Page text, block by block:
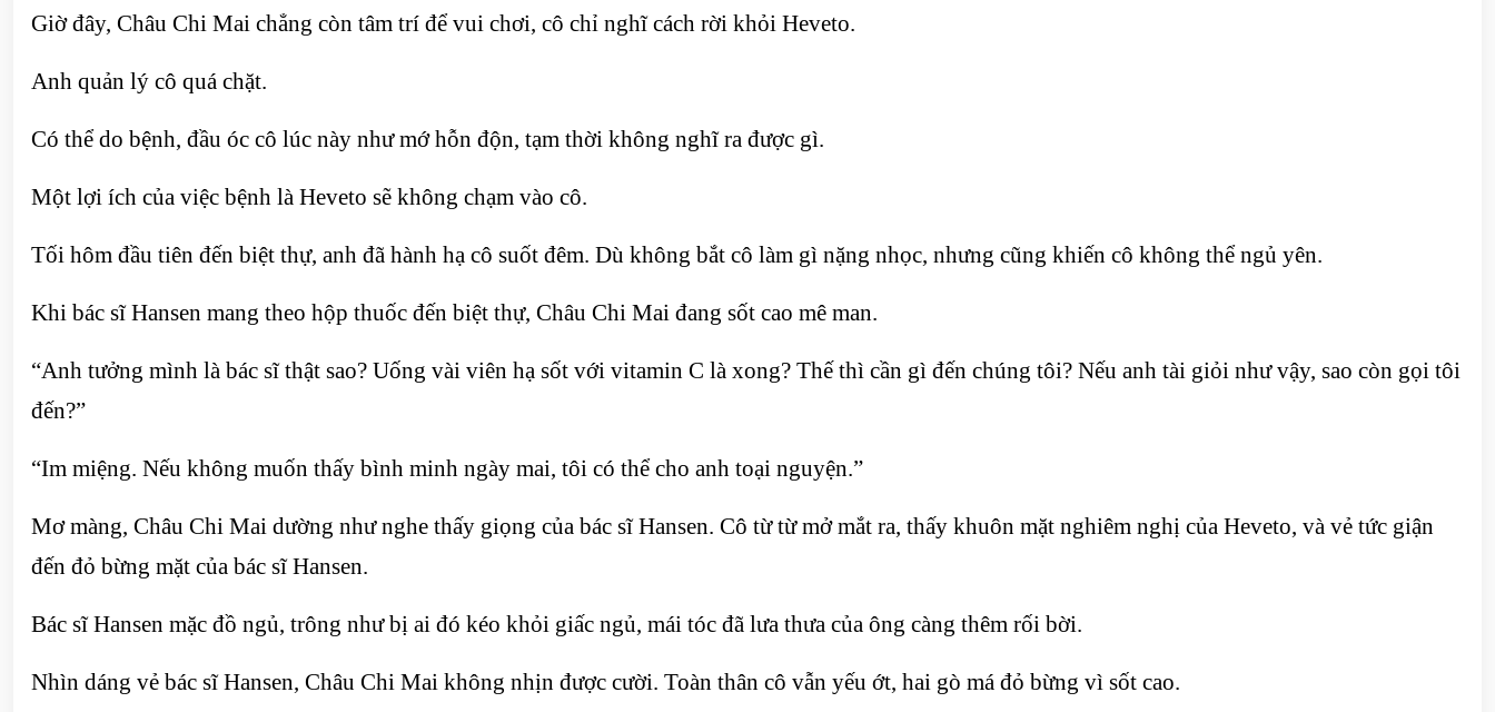
Giờ đây, Châu Chi Mai chẳng còn tâm trí để vui chơi, cô chỉ nghĩ cách rời khỏi Heveto.
Anh quản lý cô quá chặt.
Có thể do bệnh, đầu óc cô lúc này như mớ hỗn độn, tạm thời không nghĩ ra được gì.
Một lợi ích của việc bệnh là Heveto sẽ không chạm vào cô.
Tối hôm đầu tiên đến biệt thự, anh đã hành hạ cô suốt đêm. Dù không bắt cô làm gì nặng nhọc, nhưng cũng khiến cô không thể ngủ yên.
Khi bác sĩ Hansen mang theo hộp thuốc đến biệt thự, Châu Chi Mai đang sốt cao mê man.
“Anh tưởng mình là bác sĩ thật sao? Uống vài viên hạ sốt với vitamin C là xong? Thế thì cần gì đến chúng tôi? Nếu anh tài giỏi như vậy, sao còn gọi tôi
đến?”
“Im miệng. Nếu không muốn thấy bình minh ngày mai, tôi có thể cho anh toại nguyện.”
Mơ màng, Châu Chi Mai dường như nghe thấy giọng của bác sĩ Hansen. Cô từ từ mở mắt ra, thấy khuôn mặt nghiêm nghị của Heveto, và vẻ tức giận
đến đỏ bừng mặt của bác sĩ Hansen.
Bác sĩ Hansen mặc đồ ngủ, trông như bị ai đó kéo khỏi giấc ngủ, mái tóc đã lưa thưa của ông càng thêm rối bời.
Nhìn dáng vẻ bác sĩ Hansen, Châu Chi Mai không nhịn được cười. Toàn thân cô vẫn yếu ớt, hai gò má đỏ bừng vì sốt cao.